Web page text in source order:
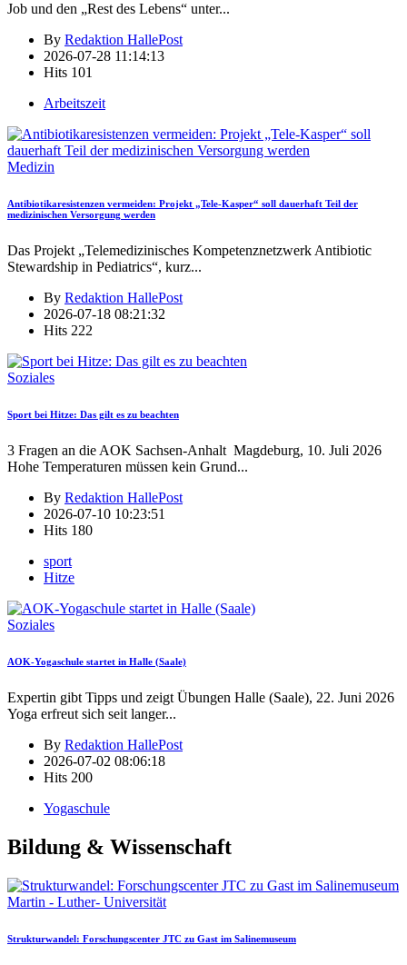
Job und den „Rest des Lebens“ unter...
By Redaktion HallePost
2026-07-28 11:14:13
Hits 101
Arbeitszeit
Medizin
Antibiotikaresistenzen vermeiden: Projekt „Tele-Kasper“ soll dauerhaft Teil der
medizinischen Versorgung werden
Das Projekt „Telemedizinisches Kompetenznetzwerk Antibiotic
Stewardship in Pediatrics“, kurz...
By Redaktion HallePost
2026-07-18 08:21:32
Hits 222
Soziales
Sport bei Hitze: Das gilt es zu beachten
3 Fragen an die AOK Sachsen-Anhalt Magdeburg, 10. Juli 2026
Hohe Temperaturen müssen kein Grund...
By Redaktion HallePost
2026-07-10 10:23:51
Hits 180
sport
Hitze
Soziales
AOK-Yogaschule startet in Halle (Saale)
Expertin gibt Tipps und zeigt Übungen Halle (Saale), 22. Juni 2026
Yoga erfreut sich seit langer...
By Redaktion HallePost
2026-07-02 08:06:18
Hits 200
Yogaschule
Bildung & Wissenschaft
Martin - Luther- Universität
Strukturwandel: Forschungscenter JTC zu Gast im Salinemuseum